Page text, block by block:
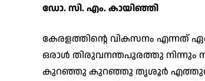
ഡോ. സി. എം. കായിഞ്ഞി
കേരളത്തിന്റെ വികസനം എന്നത്
ഒരാൾ തിരുവനന്തപുരത്തു നിന്നും
കുറഞ്ഞു കുറഞ്ഞു തൃശൂർ എത്തുമ്പോൾ